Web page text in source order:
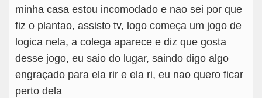
minha casa estou incomodado e nao sei por que
fiz o plantao, assisto tv, logo começa um jogo de
logica nela, a colega aparece e diz que gosta
desse jogo, eu saio do lugar, saindo digo algo
engraçado para ela rir e ela ri, eu nao quero ficar
perto dela